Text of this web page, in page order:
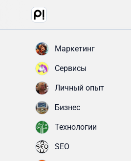
Маркетинг
Сервисы
Личный опыт
Бизнес
Технологии
SEO